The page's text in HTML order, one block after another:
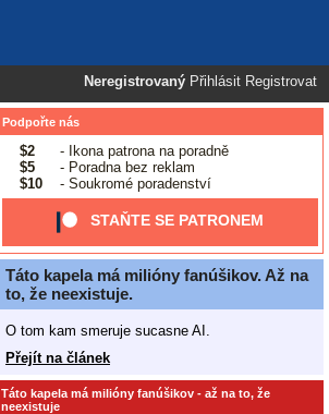
Neregistrovaný Přihlásit Registrovat
Podpořte nás
$2
- Ikona patrona na poradně
$5
- Poradna bez reklam
$10
- Soukromé poradenství
STAŇTE SE PATRONEM
Táto kapela má milióny fanúšikov. Až na
to, že neexistuje.
O tom kam smeruje sucasne AI.
Přejít na článek
Táto kapela má milióny fanúšikov - až na to, že
neexistuje